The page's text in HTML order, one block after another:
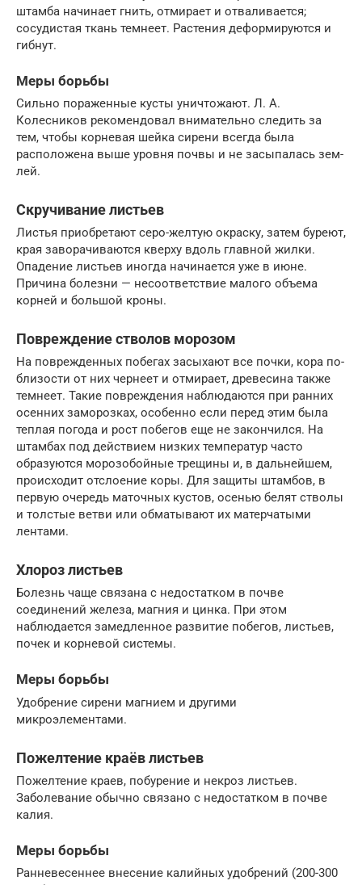
штамба начинает гнить, от­мирает и отваливается;
сосудистая ткань темнеет. Рас­тения деформируются и
гибнут.
Меры борьбы
Сильно пораженные кусты уничто­жают. Л. А.
Колесников рекомендовал внимательно сле­дить за
тем, чтобы корневая шейка сирени всегда была
расположена выше уровня почвы и не засыпалась зем­
лей.
Скручивание листьев
Листья приобрета­ют серо-желтую окраску, затем буреют,
края заворачиваются кверху вдоль главной жилки.
Опадение листьев иногда начинается уже в июне.
Причина болезни — несоответствие ма­лого объема
корней и большой кроны.
Повреждение стволов морозом
На поврежденных побегах засыхают все почки, кора по­
близости от них чернеет и отмирает, древесина также
темнеет. Такие повреждения наблюдаются при ран­них
осенних заморозках, особенно если перед этим была
теплая погода и рост побегов еще не закончился. На
штамбах под действием низких температур часто
образуются морозобойные трещины и, в дальнейшем,
проис­ходит отслоение коры. Для защиты штамбов, в
первую очередь маточ­ных кустов, осенью белят стволы
и толстые ветви или обматывают их матерчатыми
лентами.
Хлороз листьев
Болезнь чаще связана с не­достатком в почве
соединений железа, магния и цинка. При этом
наблюдается замедленное развитие побегов, листьев,
почек и корневой системы.
Меры борьбы
Удобрение сирени магнием и други­ми
микроэлементами.
Пожелтение краёв листьев
Пожелтение краев, побурение и нек­роз листьев.
Заболевание обычно связано с недо­статком в почве
калия.
Меры борьбы
Ранневесеннее внесение калийных удобрений (200-300